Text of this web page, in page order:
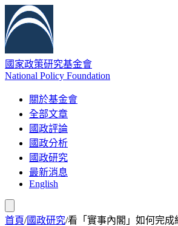
國家政策研究基金會
National Policy Foundation
關於基金會
全部文章
國政評論
國政分析
國政研究
最新消息
English
首頁/國政研究/看「實事內閣」如何完成